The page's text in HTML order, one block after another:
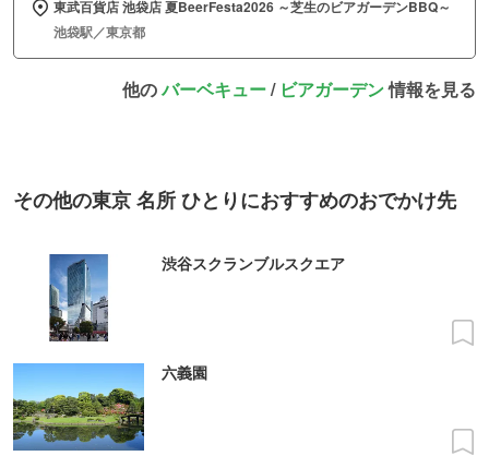
東武百貨店 池袋店 夏BeerFesta2026 ～芝生のビアガーデンBBQ～
池袋駅／東京都
他のバーベキュー/ ビアガーデン情報を見る
その他の東京 名所 ひとりにおすすめのおでかけ先
渋谷スクランブルスクエア
六義園